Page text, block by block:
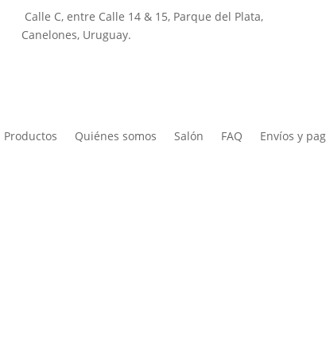
Calle C, entre Calle 14 & 15, Parque del Plata,
Canelones, Uruguay.
Productos Quiénes somos Salón FAQ Envíos y